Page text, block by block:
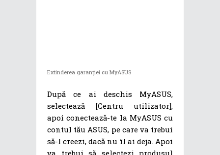
Extinderea garanției cu MyASUS
După ce ai deschis MyASUS,
selectează [Centru utilizator],
apoi conectează-te la MyASUS cu
contul tău ASUS, pe care va trebui
să-l creezi, dacă nu îl ai deja. Apoi
va trebui să selectezi produsul